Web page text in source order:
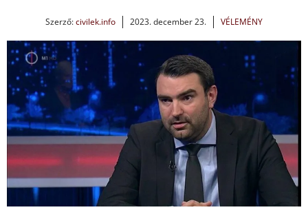
Szerző:civilek.info 2023. december 23. VÉLEMÉNY